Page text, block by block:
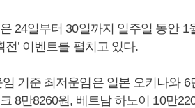
24일부터 30일까지 일주일 동안 1
전’ 이벤트를 펼치고 있다.
기준 최저운임은 일본 오키나와
8만8260원, 베트남 하노이 10만